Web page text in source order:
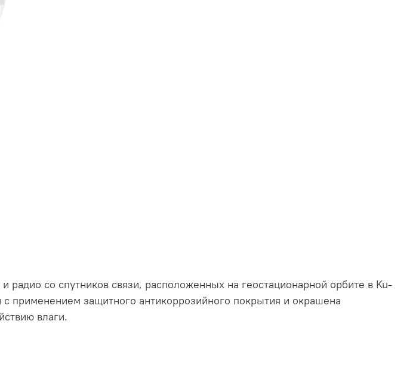
радио со спутников связи, расположенных на геостационарной орбите в Ku-
применением защитного антикоррозийного покрытия и окрашена
влаги.